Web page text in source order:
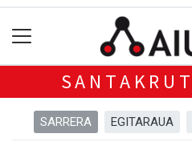
SARRERA EGITARAUA